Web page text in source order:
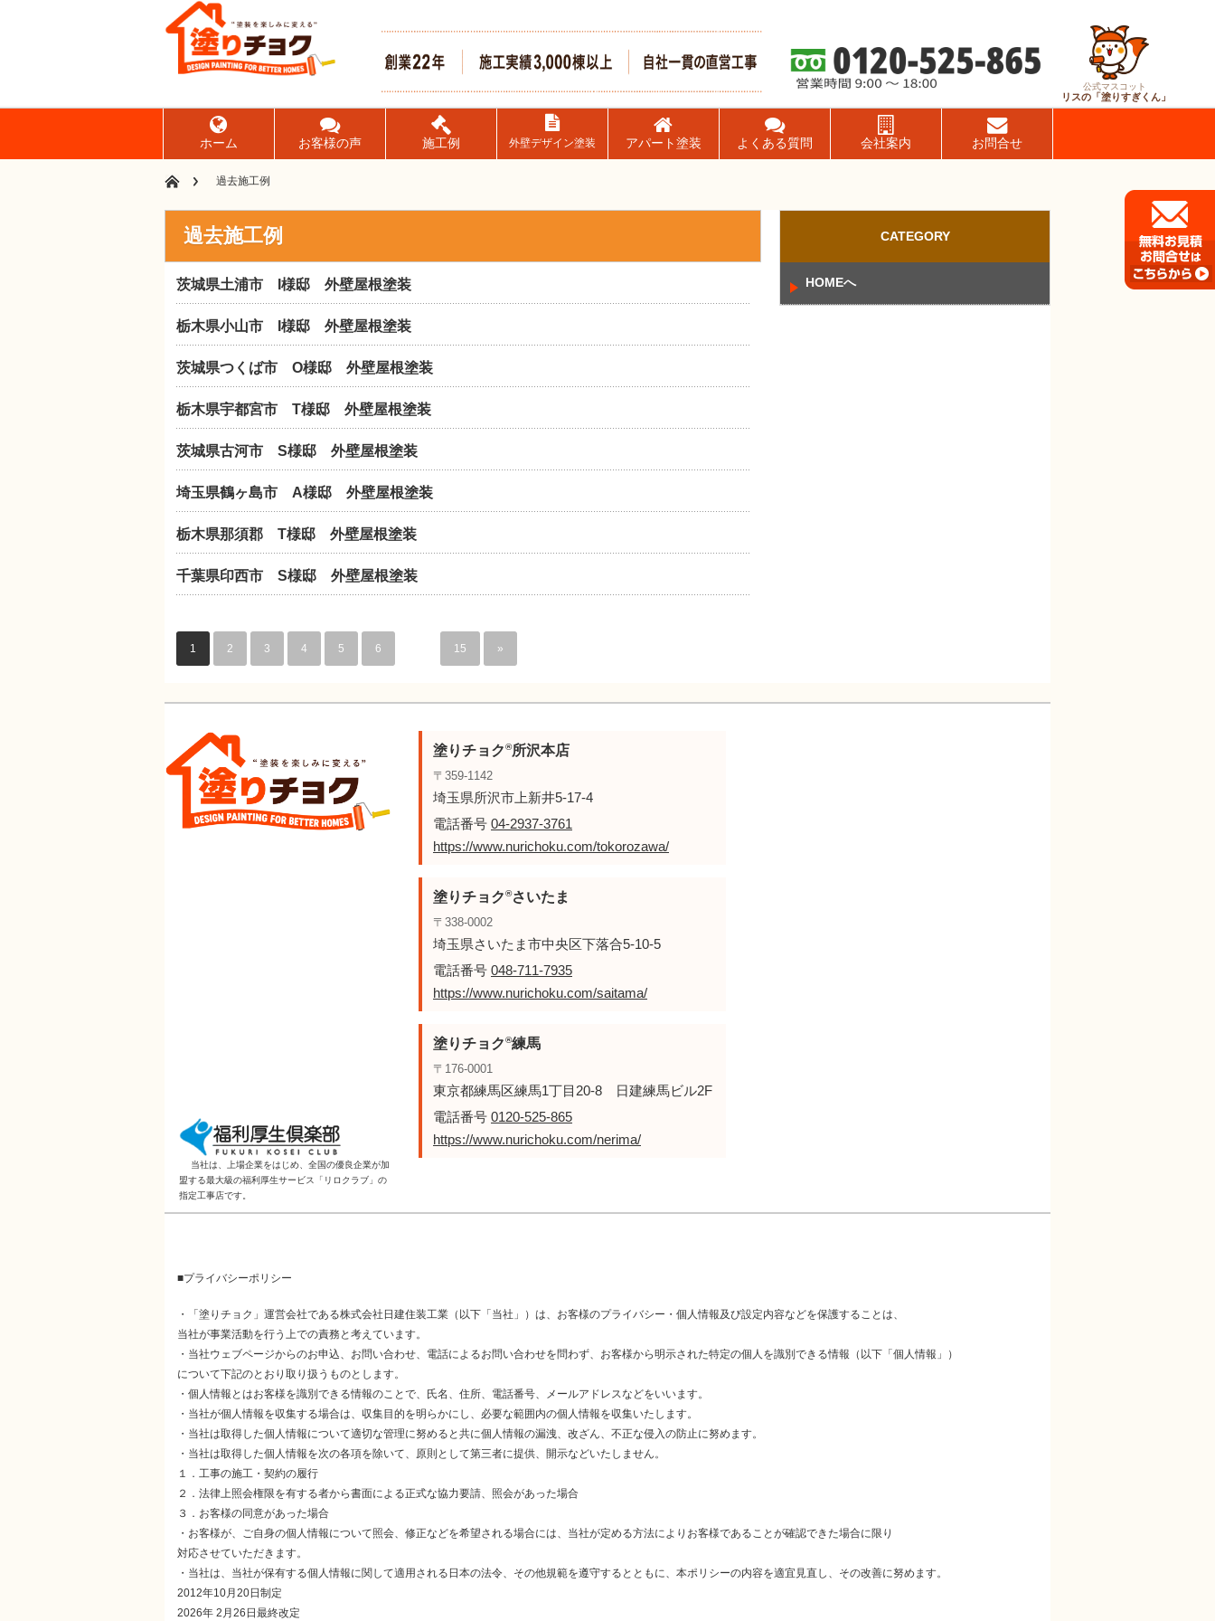
公式マスコット
リスの「塗りすぎくん」
ホーム お客様の声 施工例 外壁デザイン塗装 アパート塗装 よくある質問 会社案内 お問合せ
過去施工例
過去施工例
茨城県土浦市 I様邸 外壁屋根塗装
栃木県小山市 I様邸 外壁屋根塗装
茨城県つくば市 O様邸 外壁屋根塗装
栃木県宇都宮市 T様邸 外壁屋根塗装
茨城県古河市 S様邸 外壁屋根塗装
埼玉県鶴ヶ島市 A様邸 外壁屋根塗装
栃木県那須郡 T様邸 外壁屋根塗装
千葉県印西市 S様邸 外壁屋根塗装
1 2 3 4 5 6 15 »
CATEGORY
HOMEへ
塗りチョク®所沢本店
〒359-1142
埼玉県所沢市上新井5-17-4
電話番号 04-2937-3761
https://www.nurichoku.com/tokorozawa/
塗りチョク®さいたま
〒338-0002
埼玉県さいたま市中央区下落合5-10-5
電話番号 048-711-7935
https://www.nurichoku.com/saitama/
塗りチョク®練馬
〒176-0001
東京都練馬区練馬1丁目20-8 日建練馬ビル2F
電話番号 0120-525-865
https://www.nurichoku.com/nerima/
当社は、上場企業をはじめ、全国の優良企業が加
盟する最大級の福利厚生サービス「リロクラブ」の
指定工事店です。
■プライバシーポリシー
・「塗りチョク」運営会社である株式会社日建住装工業（以下「当社」）は、お客様のプライバシー・個人情報及び設定内容などを保護することは、
当社が事業活動を行う上での責務と考えています。
・当社ウェブページからのお申込、お問い合わせ、電話によるお問い合わせを問わず、お客様から明示された特定の個人を識別できる情報（以下「個人情報」）
について下記のとおり取り扱うものとします。
・個人情報とはお客様を識別できる情報のことで、氏名、住所、電話番号、メールアドレスなどをいいます。
・当社が個人情報を収集する場合は、収集目的を明らかにし、必要な範囲内の個人情報を収集いたします。
・当社は取得した個人情報について適切な管理に努めると共に個人情報の漏洩、改ざん、不正な侵入の防止に努めます。
・当社は取得した個人情報を次の各項を除いて、原則として第三者に提供、開示などいたしません。
１．工事の施工・契約の履行
２．法律上照会権限を有する者から書面による正式な協力要請、照会があった場合
３．お客様の同意があった場合
・お客様が、ご自身の個人情報について照会、修正などを希望される場合には、当社が定める方法によりお客様であることが確認できた場合に限り
対応させていただきます。
・当社は、当社が保有する個人情報に関して適用される日本の法令、その他規範を遵守するとともに、本ポリシーの内容を適宜見直し、その改善に努めます。
2012年10月20日制定
2026年 2月26日最終改定